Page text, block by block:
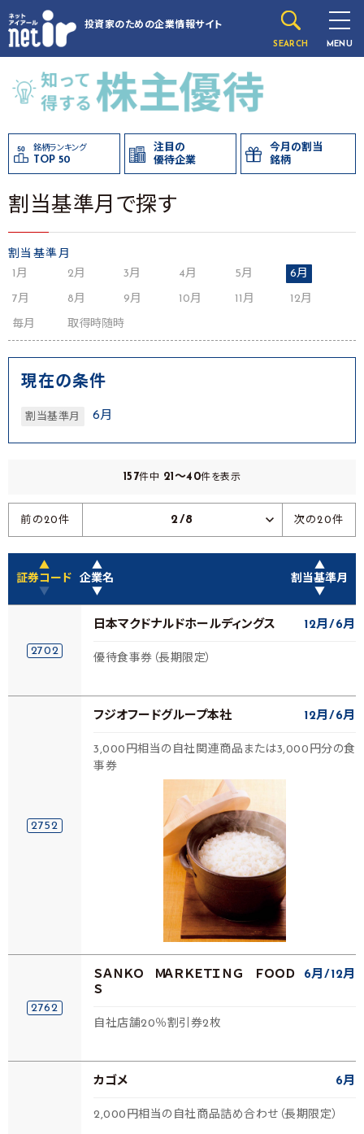
投資家のための企業情報サイト
SEARCH MENU
銘柄ランキング
TOP 50
注目の
優待企業
今月の割当
銘柄
割当基準月で探す
割当基準月
1月
2月 3月 4月 5月 6月
7月 8月 9月 10月 11月 12月
毎月 取得時随時
現在の条件
割当基準月 6月
157件中 21～40件を表示
前の20件 2/8 次の20件
▲
証券コード
▼
▲
企業名
▼
▲
割当基準月
▼
2702
日本マクドナルドホールディングス 12月 6月
優待食事券（長期限定）
2752
フジオフードグループ本社 12月 6月
3,000円相当の自社関連商品または3,000円分の食
事券
2762
ＳＡＮＫＯ ＭＡＲＫＥＴＩＮＧ ＦＯＯＤ
Ｓ
6月 12月
自社店舗20％割引券2枚
カゴメ 6月
2,000円相当の自社商品詰め合わせ（長期限定）